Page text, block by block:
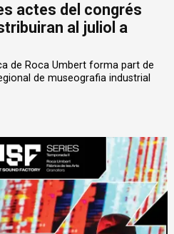
actes del congrés
al juliol a
de Roca Umbert forma part de
de museografia industrial